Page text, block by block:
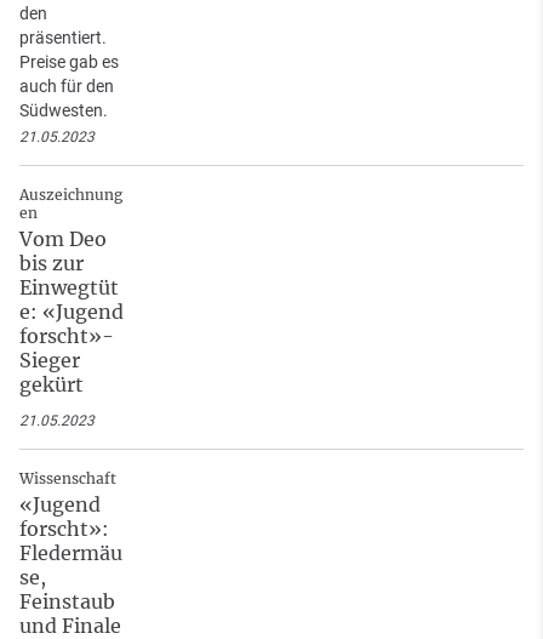
den
präsentiert.
Preise gab es
auch für den
Südwesten.
21.05.2023
Auszeichnung
en
Vom Deo
bis zur
Einwegtüt
e: «Jugend
forscht»-
Sieger
gekürt
21.05.2023
Wissenschaft
«Jugend
forscht»:
Fledermäu
se,
Feinstaub
und Finale